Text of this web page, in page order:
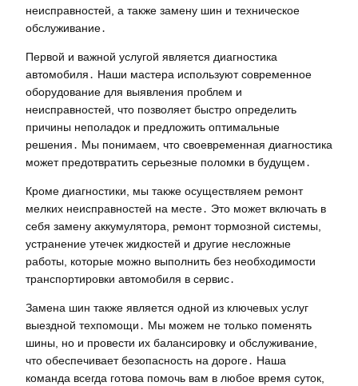
неисправностей, а также замену шин и техническое
обслуживание․
Первой и важной услугой является диагностика
автомобиля․ Наши мастера используют современное
оборудование для выявления проблем и
неисправностей, что позволяет быстро определить
причины неполадок и предложить оптимальные
решения․ Мы понимаем, что своевременная диагностика
может предотвратить серьезные поломки в будущем․
Кроме диагностики, мы также осуществляем ремонт
мелких неисправностей на месте․ Это может включать в
себя замену аккумулятора, ремонт тормозной системы,
устранение утечек жидкостей и другие несложные
работы, которые можно выполнить без необходимости
транспортировки автомобиля в сервис․
Замена шин также является одной из ключевых услуг
выездной техпомощи․ Мы можем не только поменять
шины, но и провести их балансировку и обслуживание,
что обеспечивает безопасность на дороге․ Наша
команда всегда готова помочь вам в любое время суток,